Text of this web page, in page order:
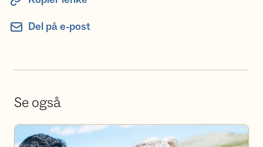
Del på e-post
Se også
Bli frivillig